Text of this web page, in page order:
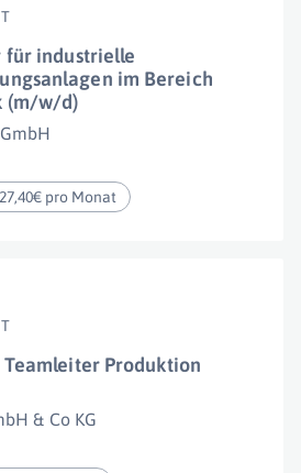
für industrielle
im Bereich
(m/w/d)
pro Monat
Produktion
& Co KG